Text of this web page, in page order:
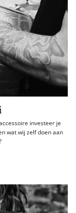
investeer je
wat wij zelf doen aan